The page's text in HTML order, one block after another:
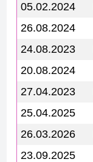
05.02.2024
26.08.2024
24.08.2023
20.08.2024
27.04.2023
25.04.2025
26.03.2026
23.09.2025